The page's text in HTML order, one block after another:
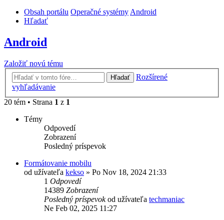
Obsah portálu Operačné systémyAndroid
Hľadať
Android
Založiť novú tému
Hľadať
Rozšírené
vyhľadávanie
20 tém • Strana 1 z 1
Témy
Odpovedí
Zobrazení
Posledný príspevok
Formátovanie mobilu
od užívateľa kekso » Po Nov 18, 2024 21:33
1 Odpovedí
14389 Zobrazení
Posledný príspevokod užívateľa techmaniac
Ne Feb 02, 2025 11:27